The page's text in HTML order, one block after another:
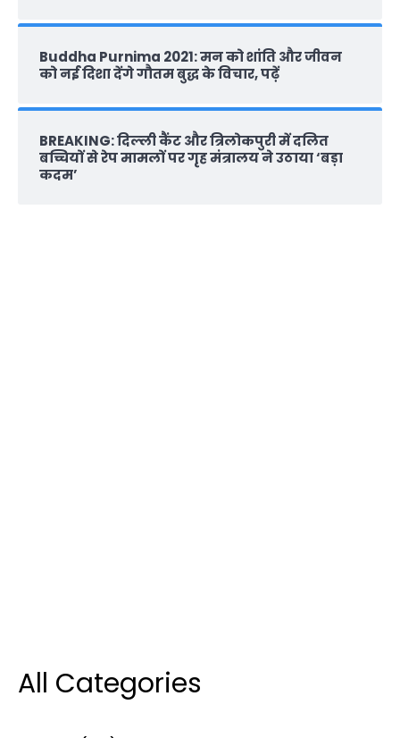
Buddha Purnima 2021: मन को शांति और जीवन
को नई दिशा देंगे गौतम बुद्ध के विचार, पढ़ें
BREAKING: दिल्‍ली कैंट और त्रिलोकपुरी में दलित
बच्चियों से रेप मामलों पर गृह मंत्रालय ने उठाया ‘बड़ा
कदम’
All Categories